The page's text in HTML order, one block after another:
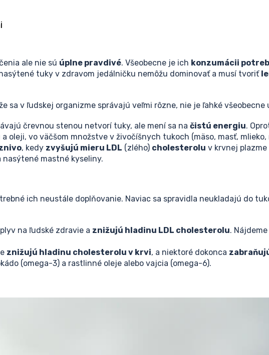
ale nie sú úplne pravdivé. Všeobecne je ich konzumácii
tuky v zdravom jedálničku nemôžu dominovať a musí tvoriť
sa v ľudskej organizme správajú veľmi rôzne, nie je ľahké všeobecne
črevnou stenou netvorí tuky, ale mení sa na čistú energiu.
oleji, vo väčšom množstve v živočíšnych tukoch (mäso, masť, mlieko,
, kedy zvyšujú mieru LDL (zlého) cholesterolu v krvnej
mastné kyseliny.
ich neustále doplňovanie. Naviac sa spravidla neukladajú do
na ľudské zdravie a znižujú hladinu LDL cholesterolu.
znižujú hladinu cholesterolu v krvi, a niektoré dokonca
(omega-3) a rastlinné oleje alebo vajcia (omega-6).